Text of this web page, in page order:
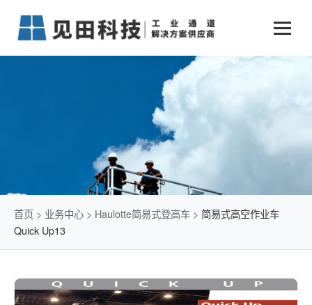
业务中心
仓储物流通道解决方案
智能立体库解决方案
简易升降机解决方案
新闻动态 +
传统仓储物流
石油化工行业
电商行业
冷链行业
发展历程
荣誉资质
联系我们
首页 > 业务中心 > Haulotte简易式登高车 > 简易式高空作业车
Quick Up13